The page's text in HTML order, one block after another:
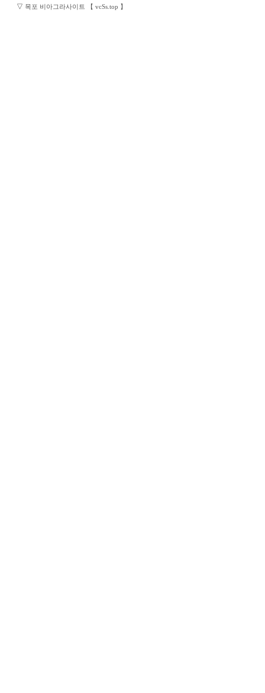
▽ 목포 비아그라사이트 【 vcSs.top 】